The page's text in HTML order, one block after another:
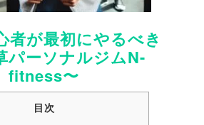
者が最初にやるべき
パーソナルジムN-
fitness〜
目次